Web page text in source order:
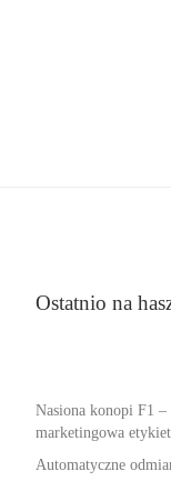
Ostatnio na
Nasiona konopi F1 –
marketingowa
Automatyczne